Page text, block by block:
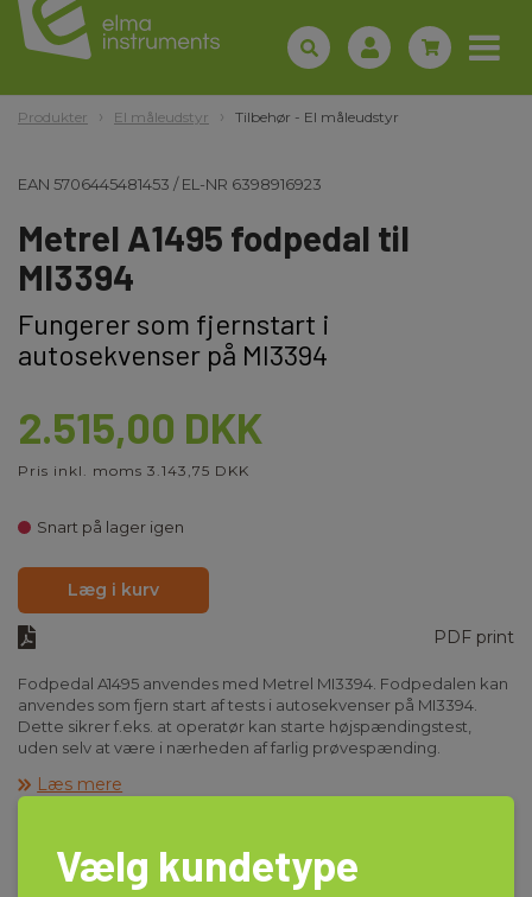
Produkter El måleudstyr Tilbehør - El måleudstyr
EAN 5706445481453 /EL-NR 6398916923
Metrel A1495 fodpedal til
MI3394
Fungerer som fjernstart i
autosekvenser på MI3394
2.515,00 DKK
Pris inkl. moms 3.143,75 DKK
Snart på lager igen
Læg i kurv
PDF print
Fodpedal A1495 anvendes med Metrel MI3394. Fodpedalen kan
anvendes som fjern start af tests i autosekvenser på MI3394.
Dette sikrer f.eks. at operatør kan starte højspændingstest,
uden selv at være i nærheden af farlig prøvespænding.
Læs mere
Vælg kundetype